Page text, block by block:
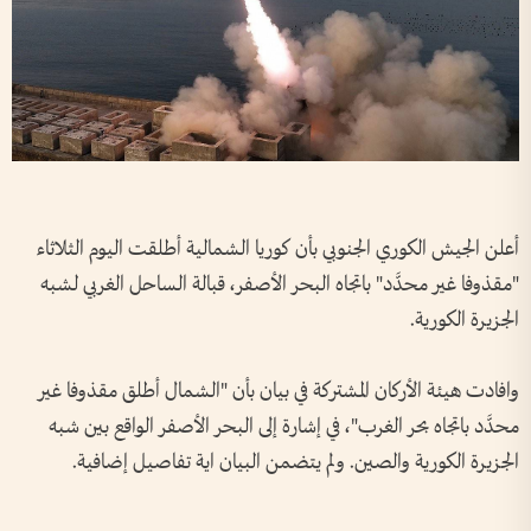
أعلن الجيش الكوري الجنوبي بأن كوريا الشمالية أطلقت اليوم الثلاثاء
"مقذوفا غير محدَّد" باتجاه البحر الأصفر، قبالة الساحل الغربي لشبه
الجزيرة الكورية.
وافادت هيئة الأركان المشتركة في بيان بأن "الشمال أطلق مقذوفا غير
محدَّد باتجاه بحر الغرب"، في إشارة إلى البحر الأصفر الواقع بين شبه
الجزيرة الكورية والصين. ولم يتضمن البيان اية تفاصيل إضافية.